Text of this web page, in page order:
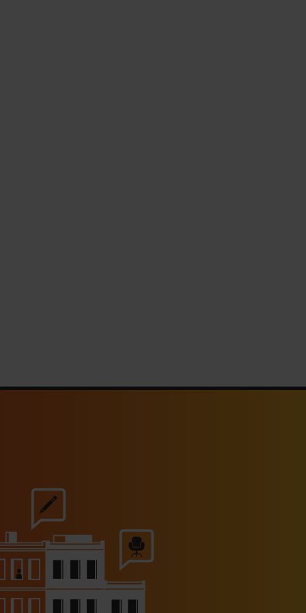
30/07/2026
Le Mas de Peint lance des
estivaux au bord de sa
piscine